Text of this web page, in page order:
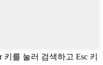
키를 눌러 검색하고 Esc 키